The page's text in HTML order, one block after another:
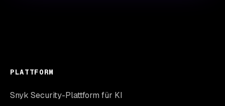
PLATTFORM
Snyk Security-Plattform für KI